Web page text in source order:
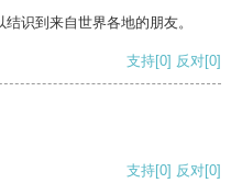
识到来自世界各地的朋友。
支持[0] 反对[0]
支持[0] 反对[0]